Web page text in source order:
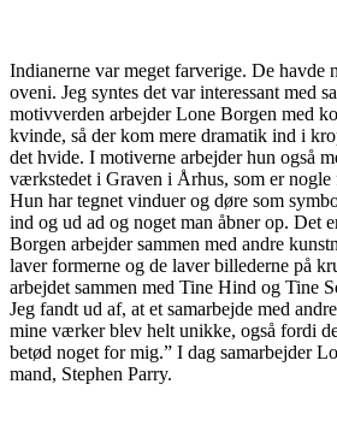
Indianerne var meget farverige. De havde
oveni. Jeg syntes det var interessant med
motivverden arbejder Lone Borgen med
kvinde, så der kom mere dramatik ind i
det hvide. I motiverne arbejder hun også
værkstedet i Graven i Århus, som er nogle
Hun har tegnet vinduer og døre som
ind og ud ad og noget man åbner op. Det
Borgen arbejder sammen med andre
laver formerne og de laver billederne på
arbejdet sammen med Tine Hind og Tine
Jeg fandt ud af, at et samarbejde med
mine værker blev helt unikke, også fordi
betød noget for mig.” I dag samarbejder
mand, Stephen Parry.